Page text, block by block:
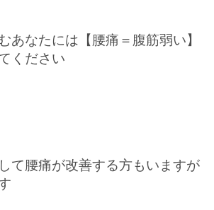
あなたには【腰痛＝腹筋弱い】
ください
て腰痛が改善する方もいますが